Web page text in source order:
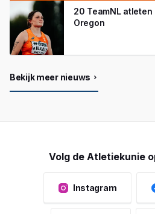
20 TeamNL atleten
Oregon
Bekijk meer nieuws
Volg de Atletiekunie
Instagram